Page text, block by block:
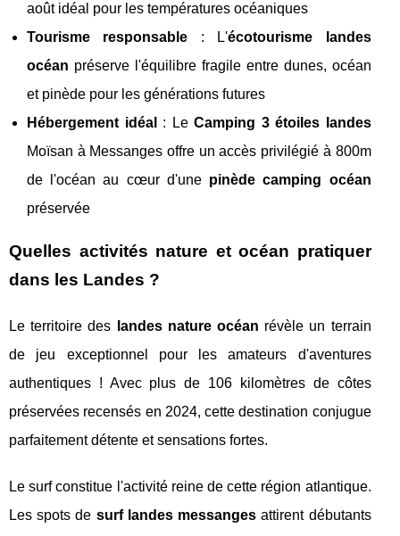
août idéal pour les températures océaniques
Tourisme responsable : L'écotourisme landes
océan préserve l'équilibre fragile entre dunes, océan
et pinède pour les générations futures
Hébergement idéal
: LeCamping 3 étoiles landes
Moïsan à Messanges offre un accès privilégié à 800m
de l'océan au cœur d'une pinède camping océan
préservée
Quelles activités nature et océan pratiquer
dans les Landes ?
Le territoire des landes nature océan révèle un terrain
de jeu exceptionnel pour les amateurs d'aventures
authentiques ! Avec plus de 106 kilomètres de côtes
préservées recensés en 2024, cette destination conjugue
parfaitement détente et sensations fortes.
Le surf constitue l'activité reine de cette région atlantique.
Les spots de surf landes messanges attirent débutants